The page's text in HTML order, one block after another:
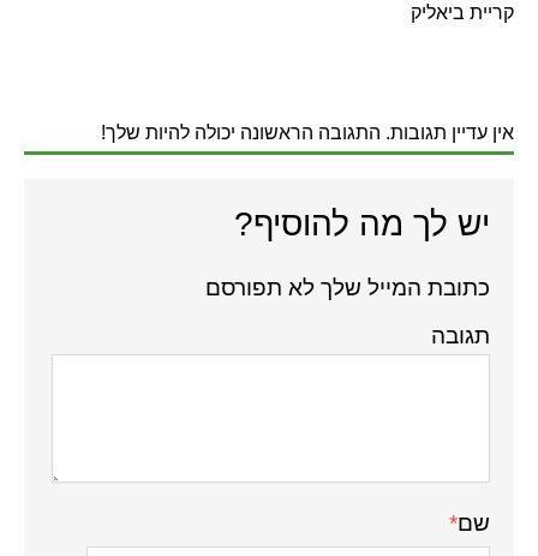
קריית ביאליק
אין עדיין תגובות. התגובה הראשונה יכולה להיות שלך!
יש לך מה להוסיף?
כתובת המייל שלך לא תפורסם
תגובה
שם*